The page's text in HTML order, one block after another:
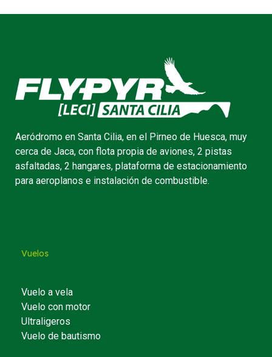
Aeródromo en Santa Cilia, en el Pirneo de Huesca, muy
cerca de Jaca, con flota propia de aviones, 2 pistas
asfaltadas, 2 hangares, plataforma de estacionamiento
para aeroplanos e instalación de combustible.
Vuelos
Vuelo a vela
Vuelo con motor
Ultraligeros
Vuelo de bautismo